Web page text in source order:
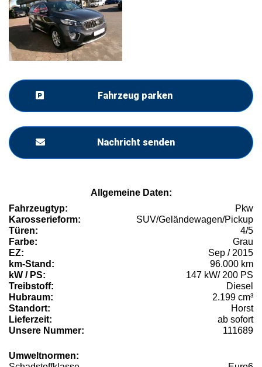
Fahrzeug parken
Nachricht senden
Allgemeine Daten:
Fahrzeugtyp:
Pkw
Karosserieform:
SUV/Geländewagen/Pickup
Türen:
4/5
Farbe:
Grau
EZ:
Sep / 2015
km-Stand:
96.000 km
kW / PS:
147 kW/ 200 PS
Treibstoff:
Diesel
Hubraum:
2.199 cm³
Standort:
Horst
Lieferzeit:
ab sofort
Unsere Nummer:
111689
Umweltnormen: